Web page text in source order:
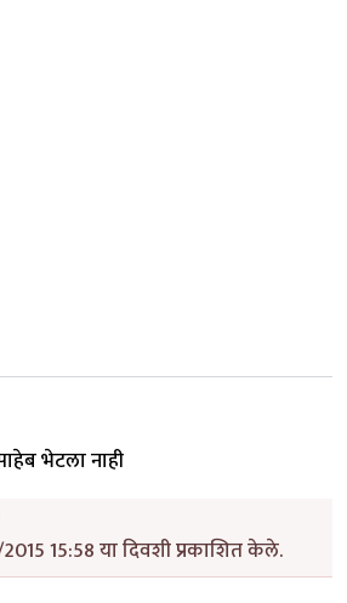
भेटला नाही
15:58 या दिवशी प्रकाशित केले.